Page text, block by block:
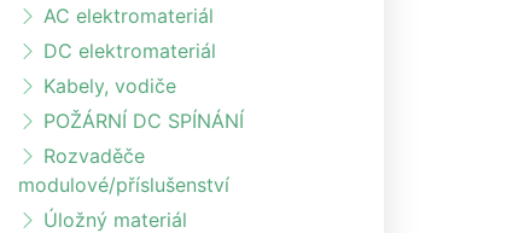
AC elektromateriál
DC elektromateriál
Kabely, vodiče
POŽÁRNÍ DC SPÍNÁNÍ
Rozvaděče
modulové/příslušenství
Úložný materiál